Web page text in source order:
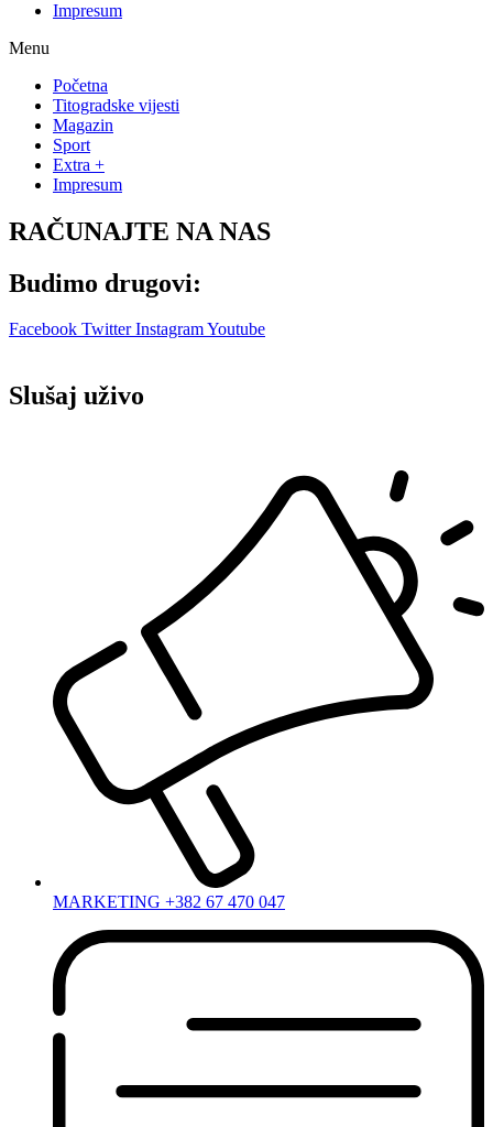
Impresum
Menu
Početna
Titogradske vijesti
Magazin
Sport
Extra +
Impresum
RAČUNAJTE NA NAS
Budimo drugovi:
Facebook Twitter InstagramYoutube
Slušaj uživo
MARKETING +382 67 470 047